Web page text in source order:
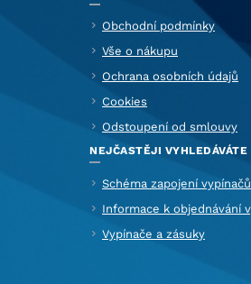
Obchodní podmínky
Vše o nákupu
Ochrana osobních údajů
Cookies
Odstoupení od smlouvy
NEJČASTĚJI VYHLEDÁVÁTE
Schéma zapojení vypínačů
Informace k objednávání
Vypínače a zásuky